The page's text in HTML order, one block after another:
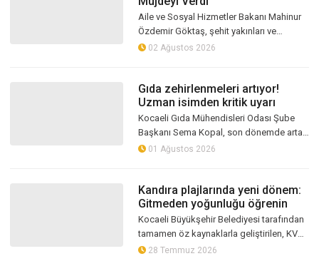
Aile ve Sosyal Hizmetler Bakanı Mahinur
Özdemir Göktaş, şehit yakınları ve
gazilerin uzun süredir bekleyen
02 Ağustos 2026
Gıda zehirlenmeleri artıyor!
Uzman isimden kritik uyarı
Kocaeli Gıda Mühendisleri Odası Şube
Başkanı Sema Kopal, son dönemde artan
gıda zehirlenmelerine ilişkin önemli
01 Ağustos 2026
Kandıra plajlarında yeni dönem:
Gitmeden yoğunluğu öğrenin
Kocaeli Büyükşehir Belediyesi tarafından
tamamen öz kaynaklarla geliştirilen, KVKK
mevzuatına tam uyumlu "Plaj
28 Temmuz 2026